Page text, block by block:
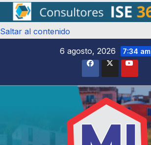
Saltar al contenido
6 agosto, 2026
7:34 am